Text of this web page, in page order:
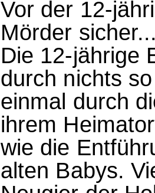
Vor der 12-
Mörder
Die 12-jährige
durch nichts
einmal durch
ihrem
wie die
alten Babys.